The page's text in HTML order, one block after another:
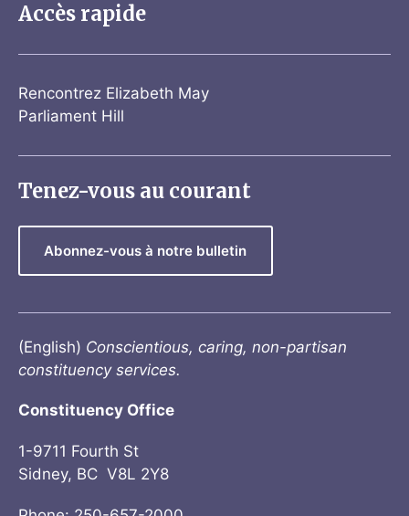
Accès rapide
Rencontrez Elizabeth May
Parliament Hill
Tenez-vous au courant
Abonnez-vous à notre bulletin
(English) Conscientious, caring, non-partisan
constituency services.
Constituency Office
1-9711 Fourth St
Sidney, BC V8L 2Y8